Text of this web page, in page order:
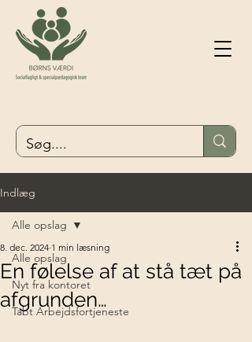
Indlæg
Alle opslag
Nyt fra kontoret
Tabt Arbejdsfortjeneste
Alle opslag
En følelse af at stå tæt på
afgrunden…
8. dec. 2024 1 min læsning